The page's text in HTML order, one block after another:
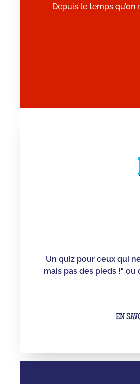
Depuis le temps qu’on
Un quiz pour ceux qui
mais pas des pieds !"
EN